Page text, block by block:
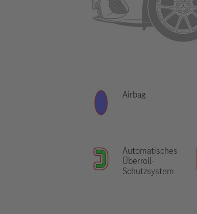
Airbag
Automatisches
Überroll-
Schutzsystem